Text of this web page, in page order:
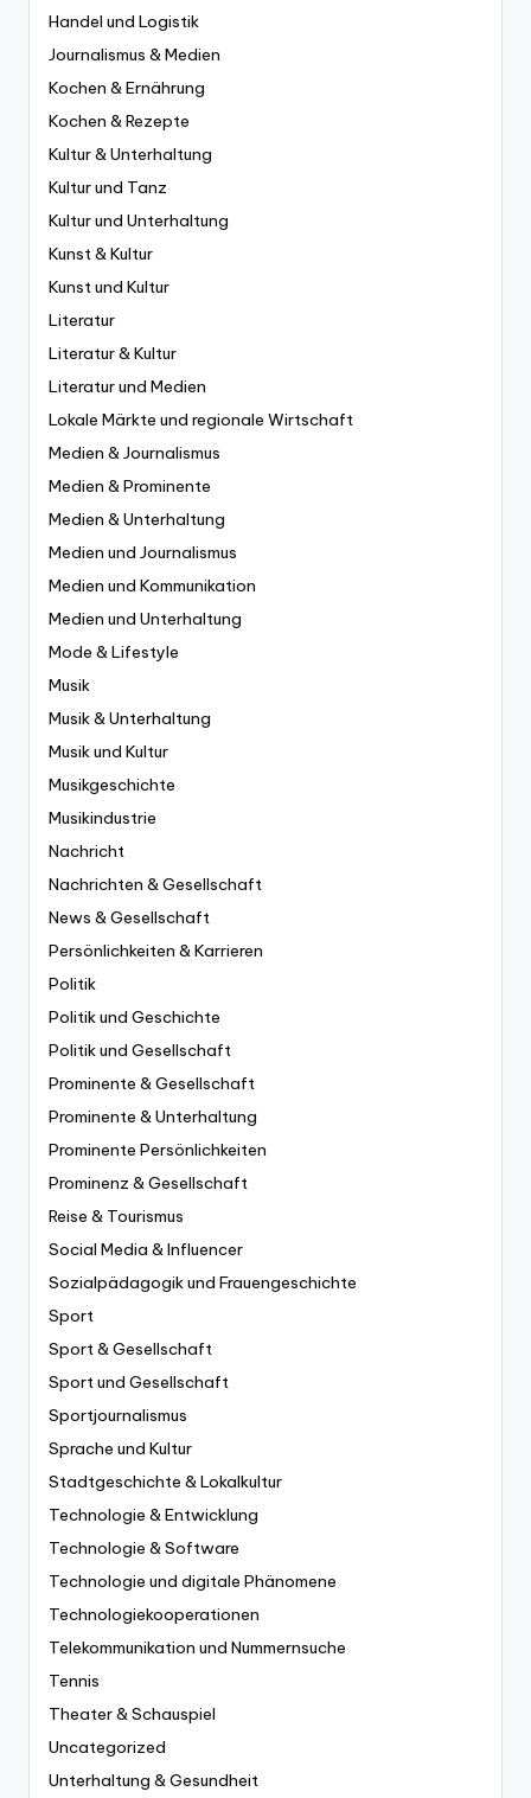
Handel und Logistik
Journalismus & Medien
Kochen & Ernährung
Kochen & Rezepte
Kultur & Unterhaltung
Kultur und Tanz
Kultur und Unterhaltung
Kunst & Kultur
Kunst und Kultur
Literatur
Literatur & Kultur
Literatur und Medien
Lokale Märkte und regionale Wirtschaft
Medien & Journalismus
Medien & Prominente
Medien & Unterhaltung
Medien und Journalismus
Medien und Kommunikation
Medien und Unterhaltung
Mode & Lifestyle
Musik
Musik & Unterhaltung
Musik und Kultur
Musikgeschichte
Musikindustrie
Nachricht
Nachrichten & Gesellschaft
News & Gesellschaft
Persönlichkeiten & Karrieren
Politik
Politik und Geschichte
Politik und Gesellschaft
Prominente & Gesellschaft
Prominente & Unterhaltung
Prominente Persönlichkeiten
Prominenz & Gesellschaft
Reise & Tourismus
Social Media & Influencer
Sozialpädagogik und Frauengeschichte
Sport
Sport & Gesellschaft
Sport und Gesellschaft
Sportjournalismus
Sprache und Kultur
Stadtgeschichte & Lokalkultur
Technologie & Entwicklung
Technologie & Software
Technologie und digitale Phänomene
Technologiekooperationen
Telekommunikation und Nummernsuche
Tennis
Theater & Schauspiel
Uncategorized
Unterhaltung & Gesundheit